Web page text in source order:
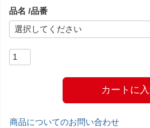
品名 品番
カートに
商品についてのお問い合わせ